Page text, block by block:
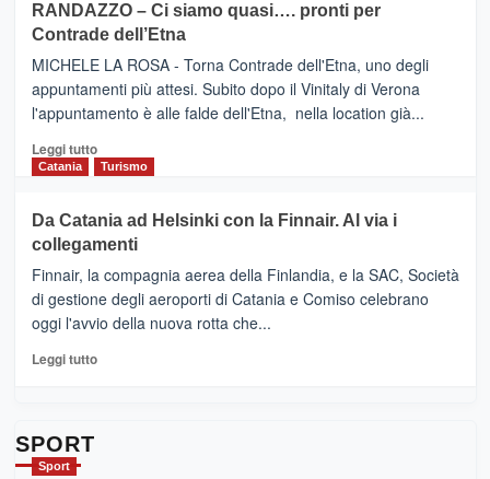
IL
NUOVO
SUMMER
CLUB
VIAGRANDE
(Ct)
–
Benanti
presenta
“Vino
&
Cultura
tappe
dell’enoturismo
RANDAZZO – Ci siamo quasi…. pronti per
Contrade dell’Etna
MICHELE LA ROSA - Torna Contrade dell'Etna, uno degli
appuntamenti più attesi. Subito dopo il Vinitaly di Verona
l'appuntamento è alle falde dell'Etna, nella location già...
Leggi tuttoLeggi
di
RANDAZZO
–
Ci
siamo
quasi….
pronti
per
Catania Turismo
Da Catania ad Helsinki con la Finnair. Al via i
collegamenti
Finnair, la compagnia aerea della Finlandia, e la SAC, Società
di gestione degli aeroporti di Catania e Comiso celebrano
oggi l'avvio della nuova rotta che...
Leggi tuttoLeggi
SPORT
Sport